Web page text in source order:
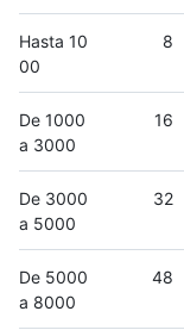
Hasta 10
00
8
De 1000
a 3000
16
De 3000
a 5000
32
De 5000
a 8000
48